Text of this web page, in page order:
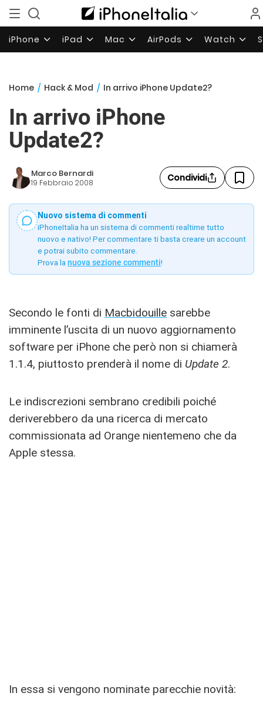
iPhone iPad Mac AirPods Watch
Home / Hack & Mod / In arrivo iPhone Update2?
In arrivo iPhone
Update2?
Marco Bernardi
19 Febbraio 2008 Condividi
Nuovo sistema di commenti
iPhoneItalia ha un sistema di commenti realtime tutto
nuovo e nativo! Per commentare ti basta creare un account
e potrai subito commentare.
Prova la nuova sezione commenti!
Secondo le fonti di Macbidouille sarebbe
imminente l’uscita di un nuovo aggiornamento
software per iPhone che però non si chiamerà
1.1.4, piuttosto prenderà il nome di Update 2.
Le indiscrezioni sembrano credibili poiché
deriverebbero da una ricerca di mercato
commissionata ad Orange nientemeno che da
Apple stessa.
In essa si vengono nominate parecchie novità: